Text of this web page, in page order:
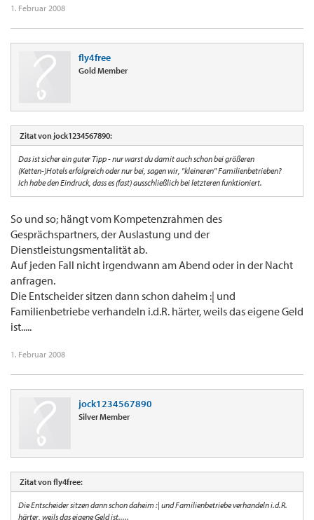
1. Februar 2008
fly4free
Gold Member
Zitat von jock1234567890:
Das ist sicher ein guter Tipp - nur warst du damit auch schon bei größeren
(Ketten-)Hotels erfolgreich oder nur bei, sagen wir, "kleineren" Familienbetrieben?
Ich habe den Eindruck, dass es (fast) ausschließlich bei letzteren funktioniert.
So und so; hängt vom Kompetenzrahmen des
Gesprächspartners, der Auslastung und der
Dienstleistungsmentalität ab.
Auf jeden Fall nicht irgendwann am Abend oder in der Nacht
anfragen.
Die Entscheider sitzen dann schon daheim :| und
Familienbetriebe verhandeln i.d.R. härter, weils das eigene Geld
ist.....
1. Februar 2008
jock1234567890
Silver Member
Zitat von fly4free:
Die Entscheider sitzen dann schon daheim :| und Familienbetriebe verhandeln i.d.R.
härter, weils das eigene Geld ist.....